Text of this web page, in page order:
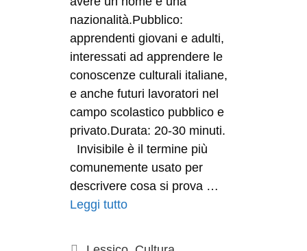
nazionalità.Pubblico:
apprendenti giovani e adulti,
interessati ad apprendere le
conoscenze culturali italiane,
e anche futuri lavoratori nel
campo scolastico pubblico e
privato.Durata: 20-30 minuti.
Invisibile è il termine più
comunemente usato per
descrivere cosa si prova …
Leggi tutto